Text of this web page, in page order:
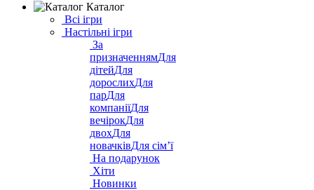
Каталог
Всі ігри
Настільні ігри
За
призначеннямДля
дітейДля
дорослихДля
парДля
компаніїДля
вечірокДля
двохДля
новачківДля сім’ї
На подарунок
Хіти
Новинки